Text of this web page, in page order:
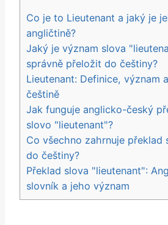
Co je to Lieutenant a jaký je
angličtině?
Jaký je význam slova
správně přeložit do češtiny?
Lieutenant: Definice, význam
češtině
Jak funguje anglicko-český
slovo "lieutenant"?
Co všechno zahrnuje překlad
do češtiny?
Překlad slova "lieutenant":
slovník a jeho význam